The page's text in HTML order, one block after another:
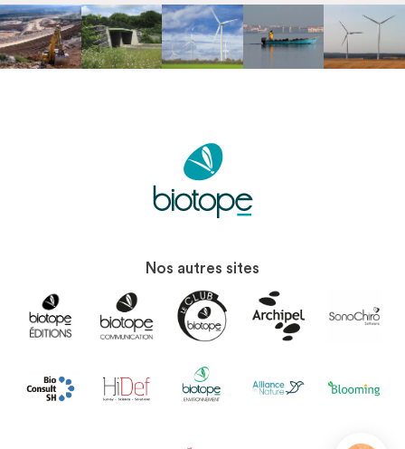
Nos autres sites